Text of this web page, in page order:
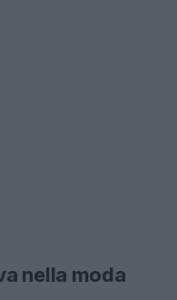
nella moda